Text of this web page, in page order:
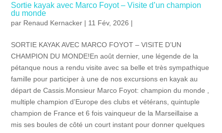
Sortie kayak avec Marco Foyot – Visite d’un champion
du monde
par Renaud Kernacker | 11 Fév, 2026 |
SORTIE KAYAK AVEC MARCO FOYOT – VISITE D’UN
CHAMPION DU MONDE!En août dernier, une légende de la
pétanque nous a rendu visite avec sa belle et très sympathique
famille pour participer à une de nos excursions en kayak au
départ de Cassis.Monsieur Marco Foyot: champion du monde ,
multiple champion d’Europe des clubs et vétérans, quintuple
champion de France et 6 fois vainqueur de la Marseillaise a
mis ses boules de côté un court instant pour donner quelques